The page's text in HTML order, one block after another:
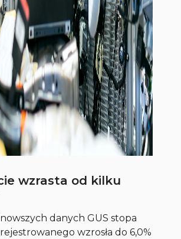
wzrasta od kilku
danych GUS stopa
wzrosła do 6,0%